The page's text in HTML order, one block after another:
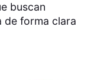
buscan
de forma clara